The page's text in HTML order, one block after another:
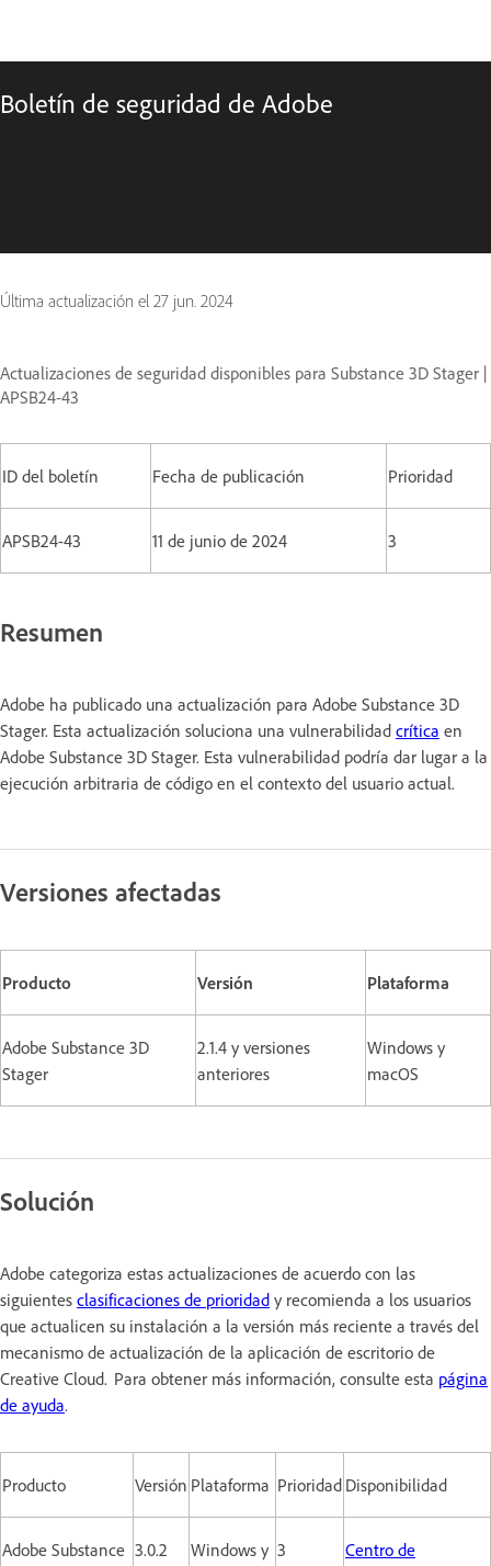
Boletín de seguridad de Adobe
Última actualización el 27 jun. 2024
Actualizaciones de seguridad disponibles para Substance 3D Stager |
APSB24-43
ID del boletín Fecha de publicación Prioridad
APSB24-43 11 de junio de 2024 3
Resumen
Adobe ha publicado una actualización para Adobe Substance 3D
Stager. Esta actualización soluciona una vulnerabilidad crítica en
Adobe Substance 3D Stager. Esta vulnerabilidad podría dar lugar a la
ejecución arbitraria de código en el contexto del usuario actual.
Versiones afectadas
Producto Versión Plataforma
Adobe Substance 3D
Stager
2.1.4 y versiones
anteriores
Windows y
macOS
Solución
Adobe categoriza estas actualizaciones de acuerdo con las
siguientes clasificaciones de prioridad y recomienda a los usuarios
que actualicen su instalación a la versión más reciente a través del
mecanismo de actualización de la aplicación de escritorio de
Creative Cloud. Para obtener más información, consulte esta página
de ayuda.
Producto Versión Plataforma Prioridad Disponibilidad
Adobe Substance 3.0.2
Windows y 3
Centro de